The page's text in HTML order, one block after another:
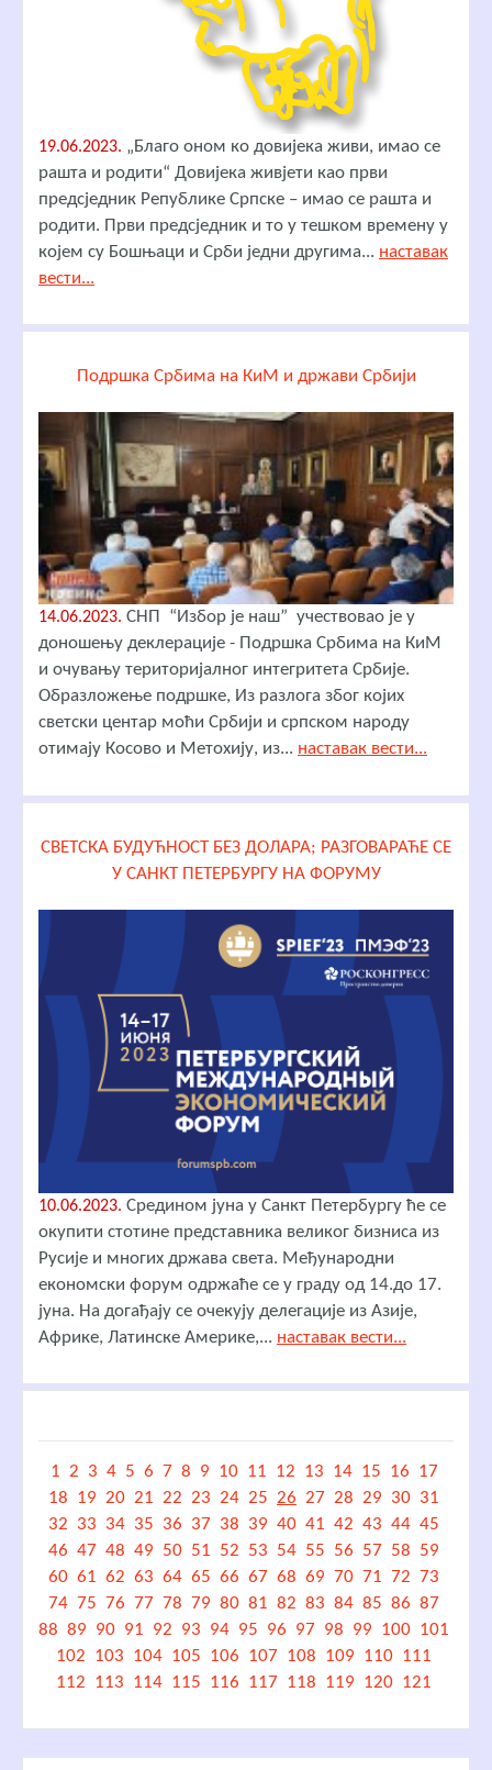
19.06.2023. „Благо оном ко довијека живи, имао се
рашта и родити“ Довијека живјети као први
предсједник Републике Српске – имао се рашта и
родити. Први предсједник и то у тешком времену у
којем су Бошњаци и Срби једни другима... наставак
вести...
Подршка Србима на КиМ и држави Србији
14.06.2023. СНП “Избор је наш” учествовао је у
доношењу деклерације - Подршка Србима на КиМ
и очувању територијалног интегритета Србије.
Образложење подршке, Из разлога због којих
светски центар моћи Србији и српском народу
отимају Косово и Метохију, из... наставак вести...
СВЕТСКА БУДУЋНОСТ БЕЗ ДОЛАРА; РАЗГОВАРАЋЕ СЕ
У САНКТ ПЕТЕРБУРГУ НА ФОРУМУ
10.06.2023. Средином јуна у Санкт Петербургу ће се
окупити стотине представника великог бизниса из
Русије и многих држава света. Међународни
економски форум одржаће се у граду од 14.до 17.
јуна. На догађају се очекују делегације из Азије,
Африке, Латинске Америке,... наставак вести...
1 2 3 4 5 6 7 8 9 10 11 12 13 14 15 16 17
18 19 20 21 22 23 24 25 26 27 28 29 30 31
32 33 34 35 36 37 38 39 40 41 42 43 44 45
46 47 48 49 50 51 52 53 54 55 56 57 58 59
60 61 62 63 64 65 66 67 68 69 70 71 72 73
74 75 76 77 78 79 80 81 82 83 84 85 86 87
88 89 90 91 92 93 94 95 96 97 98 99 100 101
102 103 104 105 106 107 108 109 110 111
112 113 114 115 116 117 118 119 120 121